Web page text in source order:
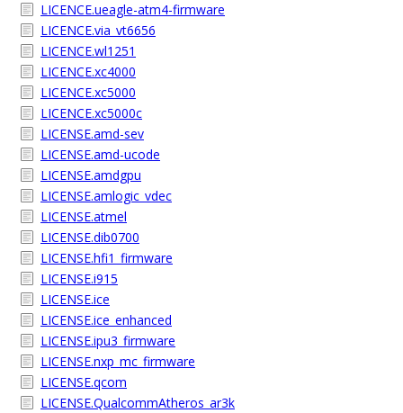
LICENCE.ueagle-atm4-firmware
LICENCE.via_vt6656
LICENCE.wl1251
LICENCE.xc4000
LICENCE.xc5000
LICENCE.xc5000c
LICENSE.amd-sev
LICENSE.amd-ucode
LICENSE.amdgpu
LICENSE.amlogic_vdec
LICENSE.atmel
LICENSE.dib0700
LICENSE.hfi1_firmware
LICENSE.i915
LICENSE.ice
LICENSE.ice_enhanced
LICENSE.ipu3_firmware
LICENSE.nxp_mc_firmware
LICENSE.qcom
LICENSE.QualcommAtheros_ar3k